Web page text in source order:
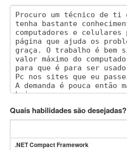
Quais habilidades são desejadas?
.NET Compact Framework